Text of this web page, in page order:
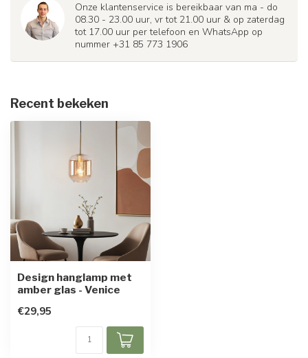
Onze klantenservice is bereikbaar van ma - do
08.30 - 23.00 uur, vr tot 21.00 uur & op zaterdag
tot 17.00 uur per telefoon en WhatsApp op
nummer +31 85 773 1906
Recent bekeken
Design hanglamp met
amber glas - Venice
€29,95